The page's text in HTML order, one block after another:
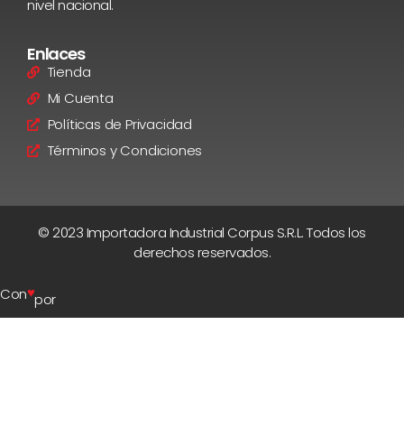
nivel nacional.
Enlaces
Tienda
Mi Cuenta
Políticas de Privacidad
Términos y Condiciones
© 2023 Importadora Industrial Corpus S.R.L. Todos los
derechos reservados.
Con♥por